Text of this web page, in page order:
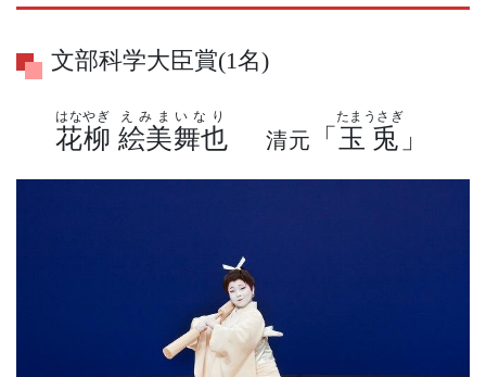
文部科学大臣賞(1名)
花柳
はなやぎ
絵美舞也
えみまいなり
清元 「 玉兎
たまうさぎ
」